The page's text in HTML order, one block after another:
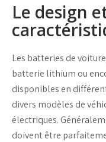
Le design
Les batteries de
batterie lithium ou
disponibles en
divers modèles de
électriques.
doivent être